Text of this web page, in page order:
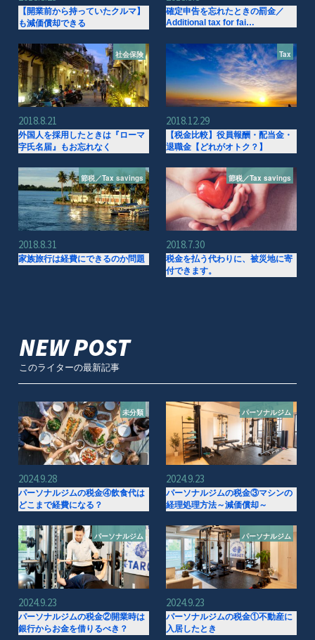
【開業前から持っていたクルマ】
も減価償却できる
確定申告を忘れたときの罰金／
Additional tax for fai…
社会保険
2018.8.21
外国人を採用したときは『ローマ
字氏名届』もお忘れなく
Tax
2018.12.29
【税金比較】役員報酬・配当金・
退職金【どれがオトク？】
節税／Tax savings
2018.8.31
家族旅行は経費にできるのか問題
節税／Tax savings
2018.7.30
税金を払う代わりに、被災地に寄
付できます。
NEW POST
このライターの最新記事
未分類
2024.9.28
パーソナルジムの税金④飲食代は
どこまで経費になる？
パーソナルジム
2024.9.23
パーソナルジムの税金③マシンの
経理処理方法～減価償却～
パーソナルジム
2024.9.23
パーソナルジムの税金②開業時は
銀行からお金を借りるべき？
パーソナルジム
2024.9.23
パーソナルジムの税金①不動産に
入居したとき